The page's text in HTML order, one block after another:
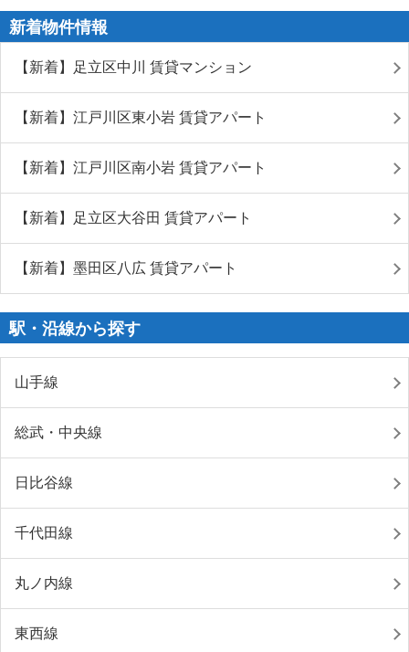
新着物件情報
【新着】足立区中川 賃貸マンション
【新着】江戸川区東小岩 賃貸アパート
【新着】江戸川区南小岩 賃貸アパート
【新着】足立区大谷田 賃貸アパート
【新着】墨田区八広 賃貸アパート
駅・沿線から探す
山手線
総武・中央線
日比谷線
千代田線
丸ノ内線
東西線